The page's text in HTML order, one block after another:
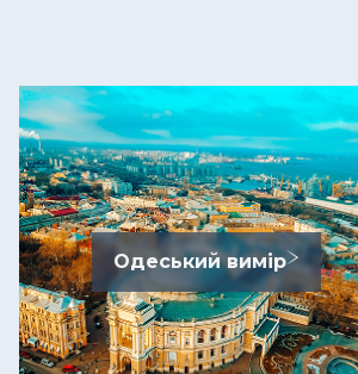
Одеський вимір